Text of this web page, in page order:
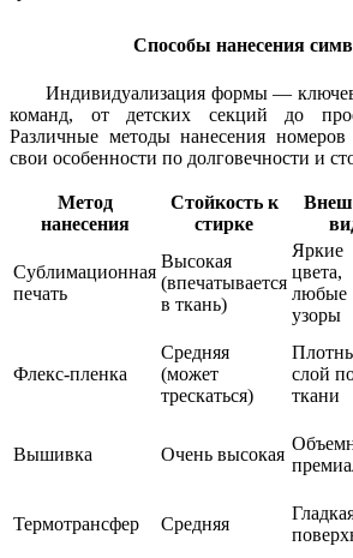
Способы нанесения
Индивидуализация формы —
команд, от детских секций до
Различные методы нанесения
свои особенности по долговечности и
Метод
нанесения
Стойкость к
стирке
Сублимационная
печать
Высокая
(впечатывается
в ткань)
Яркие
цвета,
любые
узоры
Флекс-пленка
Средняя
(может
трескаться)
слой
ткани
Вышивка Очень высокая
Термотрансфер Средняя